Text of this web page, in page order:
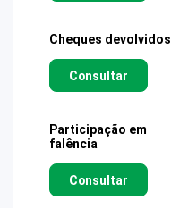
Cheques devolvidos
Consultar
Participação em
falência
Consultar